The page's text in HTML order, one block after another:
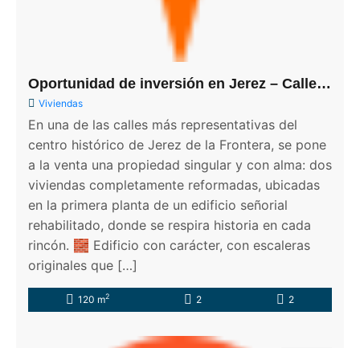
Oportunidad de inversión en Jerez – Calle Medina
Viviendas
En una de las calles más representativas del
centro histórico de Jerez de la Frontera, se pone
a la venta una propiedad singular y con alma: dos
viviendas completamente reformadas, ubicadas
en la primera planta de un edificio señorial
rehabilitado, donde se respira historia en cada
rincón. 🧱 Edificio con carácter, con escaleras
originales que […]
120 m2 2 2